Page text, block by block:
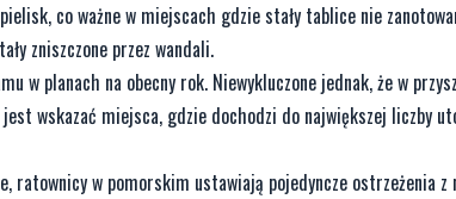
co ważne w miejscach gdzie stały tablice nie
zniszczone przez wandali.
w planach na obecny rok. Niewykluczone jednak, że w
jest wskazać miejsca, gdzie dochodzi do największej liczby
ratownicy w pomorskim ustawiają pojedyncze ostrzeżenia